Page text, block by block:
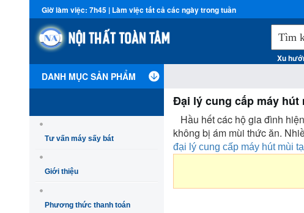
Giờ làm việc: 7h45 | Làm việc tất cả các ngày trong tuần
Xu
DANH MỤC SẢN PHẨM
Tư vấn máy sấy bát
Giới thiệu
Phương thức thanh toán
Đại lý cung cấp máy hút
Hầu hết các hộ gia đình
không bị ám mùi thức ăn.
đại lý cung cấp máy hút mùi